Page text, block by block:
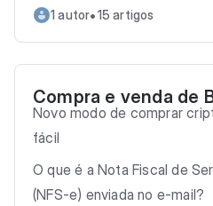
1 autor•15 artigos
Compra e venda de
Novo modo de comprar
fácil
O que é a Nota Fiscal de
(NFS-e) enviada no e-mail?